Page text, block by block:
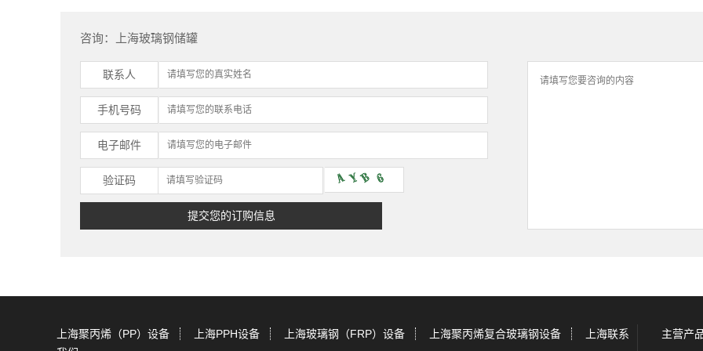
咨询：上海玻璃钢储罐
联系人
手机号码
电子邮件
验证码
上海聚丙烯（PP）设备 上海PPH设备 上海玻璃钢（FRP）设备 上海聚丙烯复合玻璃钢设备
上海联系
主营产